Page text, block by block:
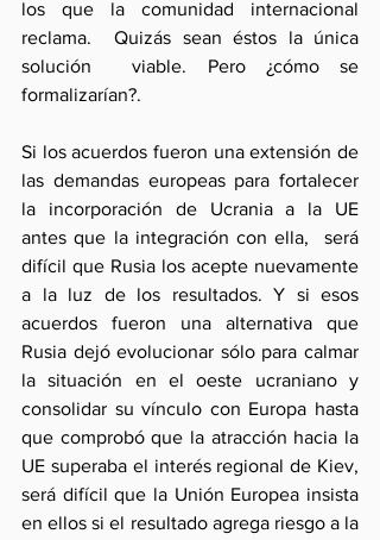
los que la comunidad internacional
reclama.  Quizás sean éstos la única
solución  viable. Pero ¿cómo se
formalizarían?.
Si los acuerdos fueron una extensión de
las demandas europeas para fortalecer
la incorporación de Ucrania a la UE
antes que la integración con ella,  será
difícil que Rusia los acepte nuevamente
a la luz de los resultados. Y si esos
acuerdos fueron una alternativa que
Rusia dejó evolucionar sólo para calmar
la situación en el oeste ucraniano y
consolidar su vínculo con Europa hasta
que comprobó que la atracción hacia la
UE superaba el interés regional de Kiev,
será difícil que la Unión Europea insista
en ellos si el resultado agrega riesgo a la